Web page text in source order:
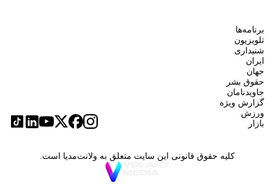
برنامه‌ها
تلویزیون
شنیداری
ایران
جهان
حقوق بشر
جاویدنامان
گزارش ویژه
ورزش
بازار
کلیه حقوق قانونی این سایت متعلق به ولانت‌مدیا است.